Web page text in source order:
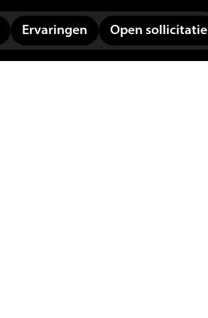
Ervaringen Open sollicitatie